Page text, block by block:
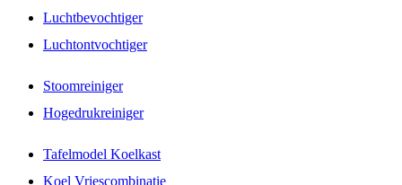
Luchtbevochtiger
Luchtontvochtiger
Stoomreiniger
Hogedrukreiniger
Tafelmodel Koelkast
Koel Vriescombinatie